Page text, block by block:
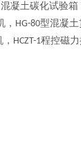
凝土碳化试验箱
， HG-80型混凝土
HCZT-1程控磁力